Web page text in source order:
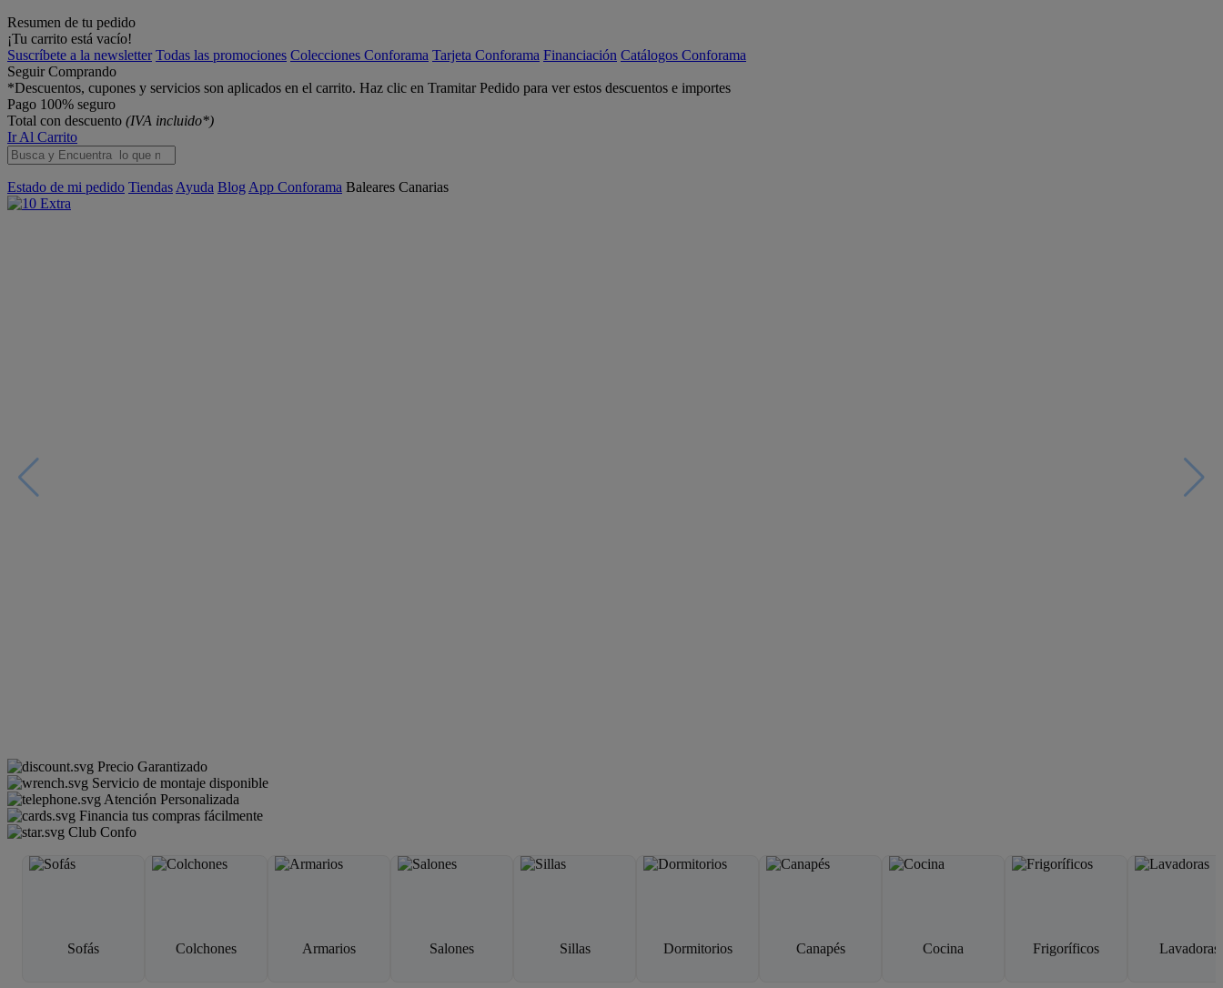
Resumen de tu pedido
¡Tu carrito está vacío!
Suscríbete a la newsletter Todas las promociones Colecciones Conforama Tarjeta Conforama Financiación Catálogos Conforama
Seguir Comprando
*Descuentos, cupones y servicios son aplicados en el carrito. Haz clic en Tramitar Pedido para ver estos descuentos e importes
Pago 100% seguro
Total con descuento (IVA incluido*)
Ir Al Carrito
Estado de mi pedido Tiendas Ayuda Blog App Conforama Baleares Canarias
Precio Garantizado
Servicio de montaje disponible
Atención Personalizada
Financia tus compras fácilmente
Club Confo
Sofás Colchones Armarios Salones Sillas Dormitorios Canapés Cocina Frigoríficos Lavadoras